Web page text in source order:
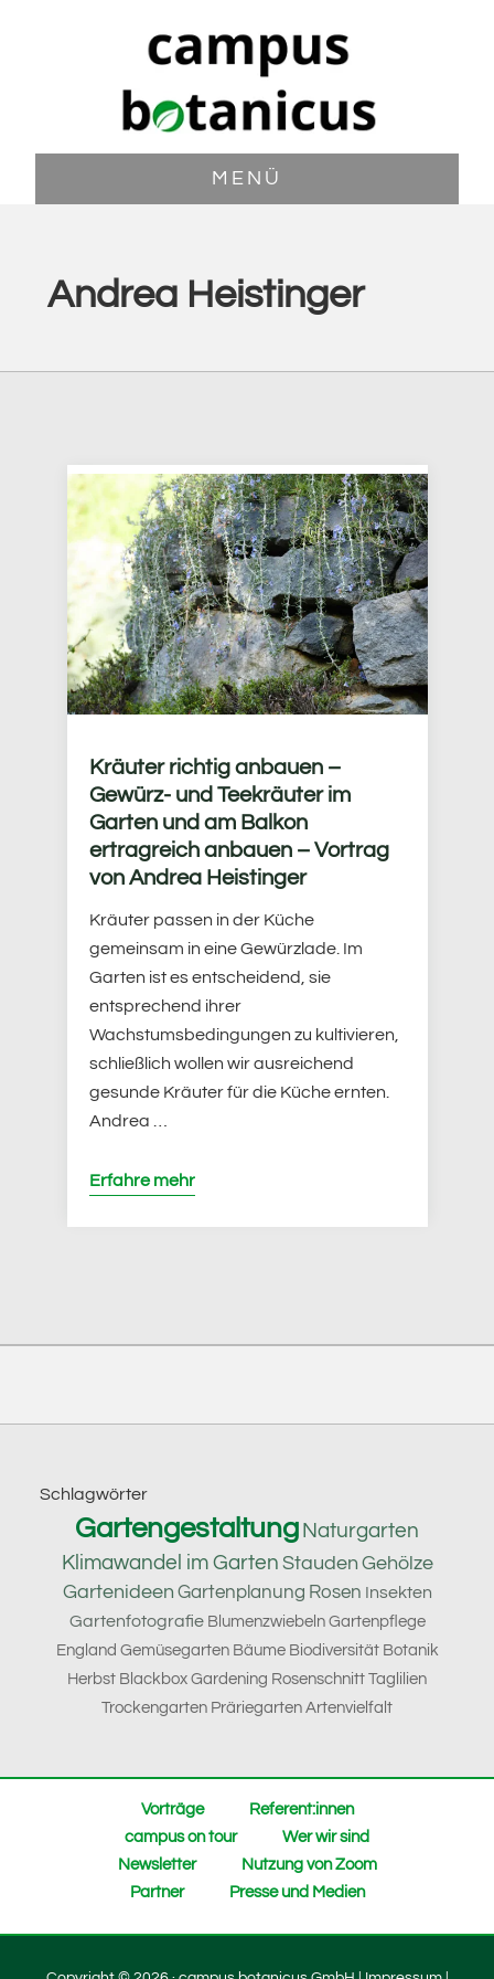
MENÜ
Andrea Heistinger
Kräuter richtig anbauen –
Gewürz- und Teekräuter im
Garten und am Balkon
ertragreich anbauen – Vortrag
von Andrea Heistinger
Kräuter passen in der Küche
gemeinsam in eine Gewürzlade. Im
Garten ist es entscheidend, sie
entsprechend ihrer
Wachstumsbedingungen zu kultivieren,
schließlich wollen wir ausreichend
gesunde Kräuter für die Küche ernten.
Andrea …
Erfahre mehr
Footer
Schlagwörter
Gartengestaltung Naturgarten
Klimawandel im Garten Stauden Gehölze
Gartenideen Gartenplanung Rosen Insekten
Gartenfotografie Blumenzwiebeln Gartenpflege
England Gemüsegarten Bäume Biodiversität Botanik
Herbst Blackbox Gardening Rosenschnitt Taglilien
Trockengarten Präriegarten Artenvielfalt
Vorträge
Referent:innen
campus on tour
Wer wir sind
Newsletter
Nutzung von Zoom
Partner
Presse und Medien